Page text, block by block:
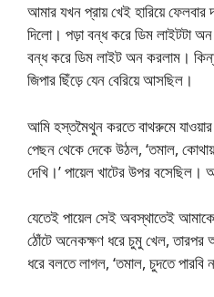
আমার যখন প্রায় খেই হারিয়ে
দিলো। পড়া বন্ধ করে ডিম লাইটটা
বন্ধ করে ডিম লাইট অন করলাম।
জিপার ছিঁড়ে যেন বেরিয়ে আসছিল।
আমি হস্তমৈথুন করতে বাথরুমে
পেছন থেকে দেকে উঠল, ‘তমাল,
দেখি।’ পায়েল খাটের উপর বসেছিল।
যেতেই পায়েল সেই অবস্থাতেই
ঠোঁটে অনেকক্ষণ ধরে চুমু খেল, তারপর
ধরে বলতে লাগল, ‘তমাল, চুদতে পারবি